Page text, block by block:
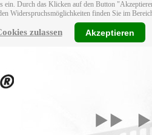
Durch das Klicken auf den Button
Widerspruchsmöglichkeiten finden Sie im
zulassen Akzeptieren